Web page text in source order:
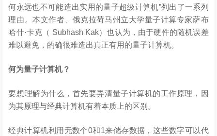
何永远也不可能造出实用的量子超级计算机”列出了一系列
理由。本文作者、俄克拉荷马州立大学量子计算专家萨布
哈什·卡克（ Subhash Kak）也认为，由于硬件的随机误差
难以避免，的确很难造出真正有用的量子计算机。
何为量子计算机？
要想理解为什么，首先要弄清量子计算机的工作原理，因
为其原理与经典计算机有着本质上的区别。
经典计算机利用无数个0和1来储存数据，这些数字可以代